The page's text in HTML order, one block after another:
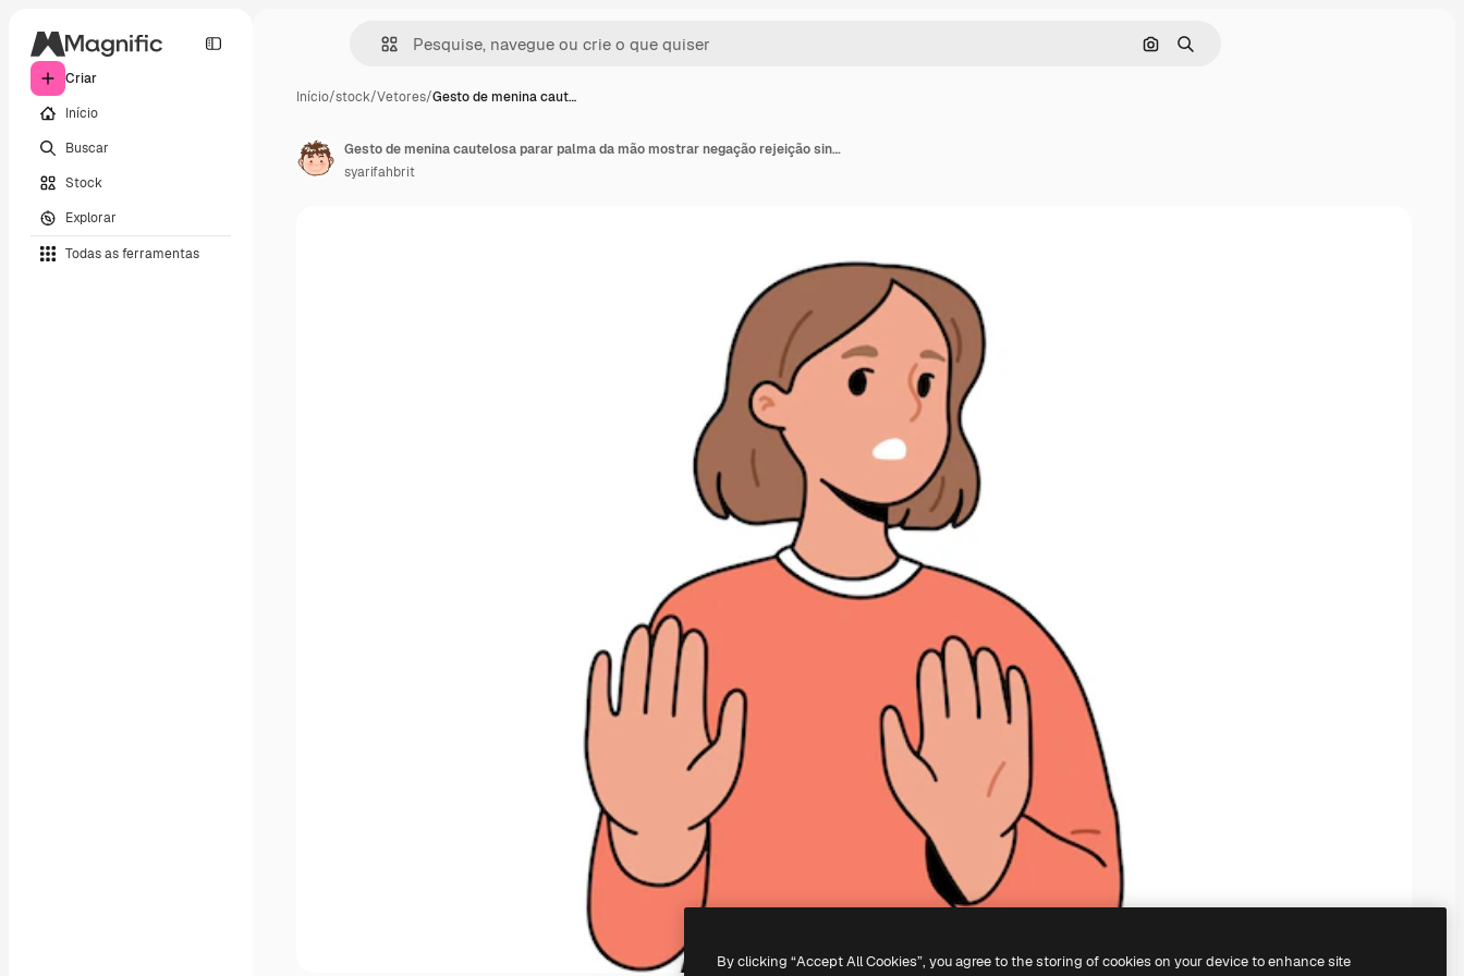
Criar
Início
Buscar
Stock
Explorar
Todas as ferramentas
Pesquisar por imagem
Buscar
Início/stock/Vetores/Gesto de menina caut…
Gesto de menina cautelosa parar palma da mão mostrar negação rejeição sinal negativo
syarifahbrit
By clicking “Accept All Cookies”, you agree to the storing of cookies on your device to enhance site